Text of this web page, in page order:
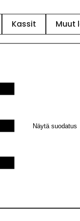
Kassit Muut
Näytä suodatus